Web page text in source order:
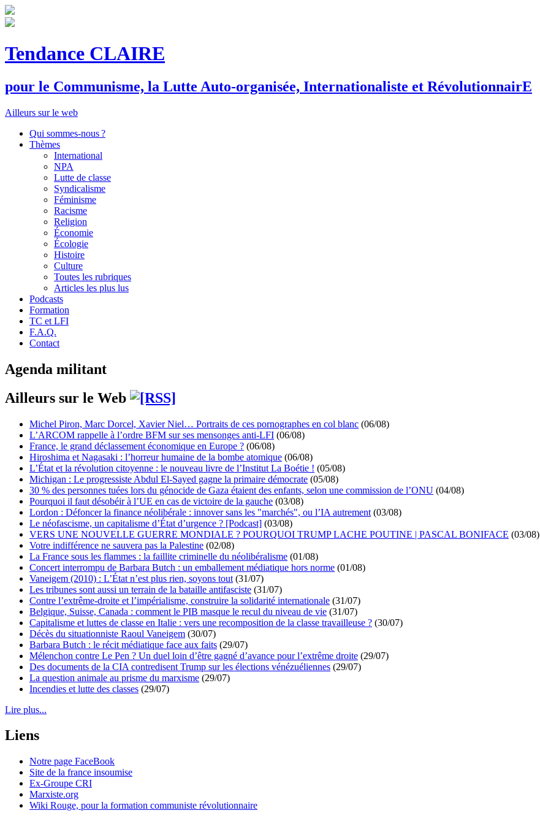
Tendance CLAIRE
pour le Communisme, la Lutte Auto-organisée, Internationaliste et RévolutionnairE
Ailleurs sur le web
Qui sommes-nous ?
Thèmes
International
NPA
Lutte de classe
Syndicalisme
Féminisme
Racisme
Religion
Économie
Écologie
Histoire
Culture
Toutes les rubriques
Articles les plus lus
Podcasts
Formation
TC et LFI
F.A.Q.
Contact
Agenda militant
Ailleurs sur le Web
Michel Piron, Marc Dorcel, Xavier Niel… Portraits de ces pornographes en col blanc (06/08)
L’ARCOM rappelle à l’ordre BFM sur ses mensonges anti-LFI (06/08)
France, le grand déclassement économique en Europe ? (06/08)
Hiroshima et Nagasaki : l’horreur humaine de la bombe atomique (06/08)
L’État et la révolution citoyenne : le nouveau livre de l’Institut La Boétie ! (05/08)
Michigan : Le progressiste Abdul El-Sayed gagne la primaire démocrate (05/08)
30 % des personnes tuées lors du génocide de Gaza étaient des enfants, selon une commission de l’ONU (04/08)
Pourquoi il faut désobéir à l’UE en cas de victoire de la gauche (03/08)
Lordon : Défoncer la finance néolibérale : innover sans les "marchés", ou l’IA autrement (03/08)
Le néofascisme, un capitalisme d’État d’urgence ? [Podcast] (03/08)
VERS UNE NOUVELLE GUERRE MONDIALE ? POURQUOI TRUMP LACHE POUTINE | PASCAL BONIFACE (03/08)
Votre indifférence ne sauvera pas la Palestine (02/08)
La France sous les flammes : la faillite criminelle du néolibéralisme (01/08)
Concert interrompu de Barbara Butch : un emballement médiatique hors norme (01/08)
Vaneigem (2010) : L’État n’est plus rien, soyons tout (31/07)
Les tribunes sont aussi un terrain de la bataille antifasciste (31/07)
Contre l’extrême-droite et l’impérialisme, construire la solidarité internationale (31/07)
Belgique, Suisse, Canada : comment le PIB masque le recul du niveau de vie (31/07)
Capitalisme et luttes de classe en Italie : vers une recomposition de la classe travailleuse ? (30/07)
Décès du situationniste Raoul Vaneigem (30/07)
Barbara Butch : le récit médiatique face aux faits (29/07)
Mélenchon contre Le Pen ? Un duel loin d’être gagné d’avance pour l’extrême droite (29/07)
Des documents de la CIA contredisent Trump sur les élections vénézuéliennes (29/07)
La question animale au prisme du marxisme (29/07)
Incendies et lutte des classes (29/07)
Lire plus...
Liens
Notre page FaceBook
Site de la france insoumise
Ex-Groupe CRI
Marxiste.org
Wiki Rouge, pour la formation communiste révolutionnaire